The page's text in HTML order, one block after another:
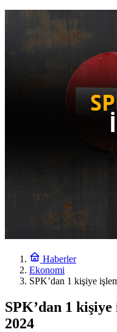
Haberler
Ekonomi
SPK’dan 1 kişiye
SPK’dan 1 kişiye
2024